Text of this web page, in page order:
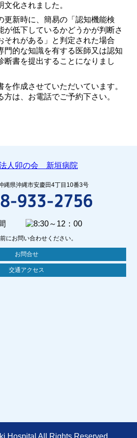
化されました。
更新時に、簡易の「認知機能検
が低下しているかどうかが判断さ
それがある」と判定された場合
門的な知識を有する医師又は認知
断書を提出することになりまし
作成させていただいています。
は、お電話でご予約下さい。
縄県沖縄市安慶田4丁目10番3号
にお問い合わせください。
お問合せ
交通アクセス
Hospital All Rights Reserved.